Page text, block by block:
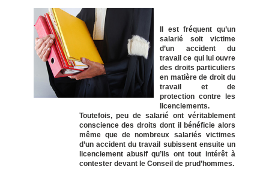
Il est fréquent qu’un
salarié soit victime
d’un accident du
travail ce qui lui ouvre
des droits particuliers
en matière de droit du
travail et de
protection contre les
licenciements.
Toutefois, peu de salarié ont véritablement
conscience des droits dont il bénéficie alors
même que de nombreux salariés victimes
d’un accident du travail subissent ensuite un
licenciement abusif qu’ils ont tout intérêt à
contester devant le Conseil de prud’hommes.